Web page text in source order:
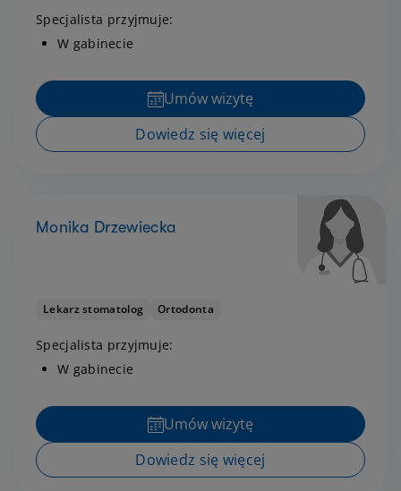
Specjalista przyjmuje:
W gabinecie
Umów wizytę
Dowiedz się więcej
Monika Drzewiecka
Lekarz stomatolog Ortodonta
Specjalista przyjmuje:
W gabinecie
Umów wizytę
Dowiedz się więcej